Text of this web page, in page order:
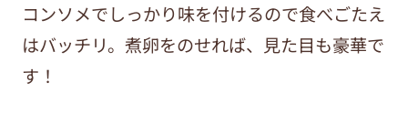
コンソメでしっかり味を付けるので食べごたえ
はバッチリ。煮卵をのせれば、見た目も豪華で
す！